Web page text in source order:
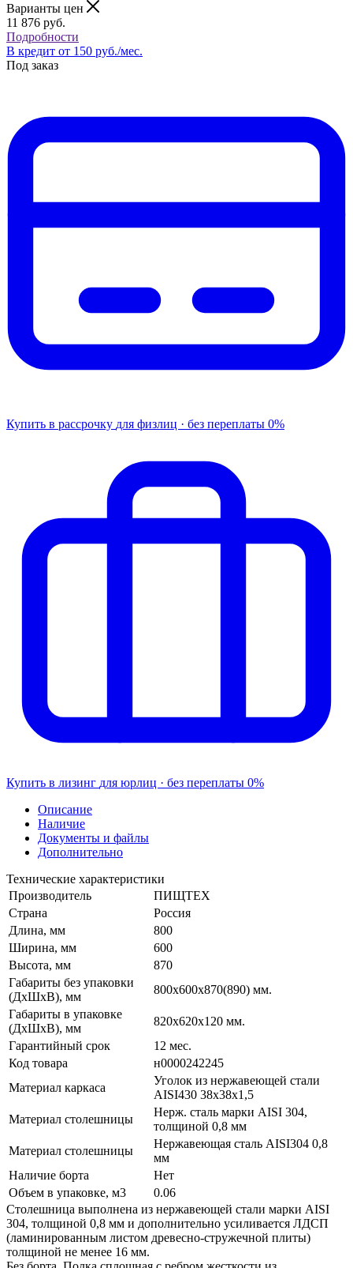
Варианты цен
11 876 руб.
Подробности
В кредит от 150 руб./мес.
Под заказ
Купить в рассрочку для физлиц · без переплаты 0%
Купить в лизинг для юрлиц · без переплаты 0%
Описание
Наличие
Документы и файлы
Дополнительно
Технические характеристики
Производитель
ПИЩТЕХ
Страна
Россия
Длина, мм
800
Ширина, мм
600
Высота, мм
870
Габариты без упаковки
(ДхШхВ), мм
800х600х870(890) мм.
Габариты в упаковке
(ДхШхВ), мм
820х620х120 мм.
Гарантийный срок
12 мес.
Код товара
н0000242245
Материал каркаса
Уголок из нержавеющей стали
AISI430 38х38х1,5
Материал столешницы
Нерж. сталь марки AISI 304,
толщиной 0,8 мм
Материал столешницы
Нержавеющая сталь AISI304 0,8
мм
Наличие борта
Нет
Объем в упаковке, м3
0.06
Столешница выполнена из нержавеющей стали марки AISI
304, толщиной 0,8 мм и дополнительно усиливается ЛДСП
(ламинированным листом древесно-стружечной плиты)
толщиной не менее 16 мм.